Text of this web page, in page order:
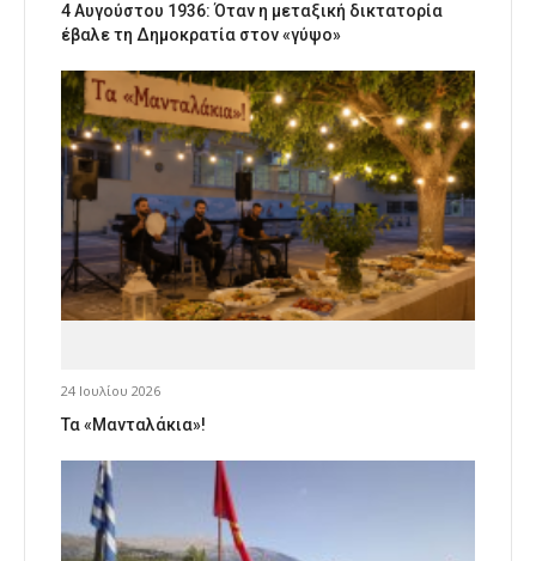
4 Αυγούστου 1936: Όταν η μεταξική δικτατορία
έβαλε τη Δημοκρατία στον «γύψο»
24 Ιουλίου 2026
Τα «Μανταλάκια»!